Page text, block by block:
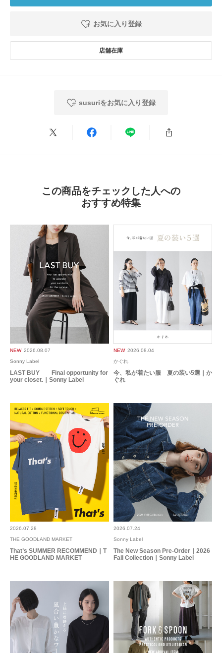
お気に入り登録
susuriをお気に入り登録
この商品をチェックした人への
おすすめ特集
NEW 2026.08.07
Sonny Label
LAST BUY Final opportunity for
your closet.｜Sonny Label
NEW 2026.08.04
かぐれ
今、私が着たい服 夏の装い5選｜か
ぐれ
2026.07.28
THE GOODLAND MARKET
That’s SUMMER RECOMMEND｜T
HE GOODLAND MARKET
2026.07.24
Sonny Label
The New Season Pre-Order｜2026
Fall Collection｜Sonny Label